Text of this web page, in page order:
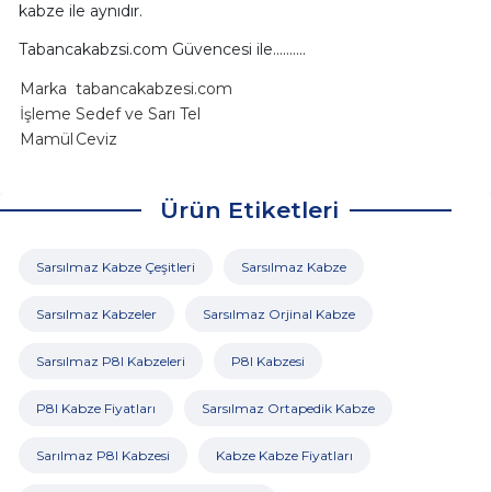
kabze ile aynıdır.
Tabancakabzsi.com Güvencesi ile..........
Marka tabancakabzesi.com
İşleme Sedef ve Sarı Tel
Mamül Ceviz
Ürün Etiketleri
Sarsılmaz Kabze Çeşitleri Sarsılmaz Kabze
Sarsılmaz Kabzeler Sarsılmaz Orjinal Kabze
Sarsılmaz P8l Kabzeleri P8l Kabzesi
P8l Kabze Fiyatları Sarsılmaz Ortapedik Kabze
Sarılmaz P8l Kabzesi Kabze Kabze Fiyatları